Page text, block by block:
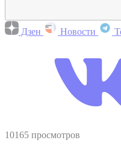
Дзен Новости
10165 просмотров